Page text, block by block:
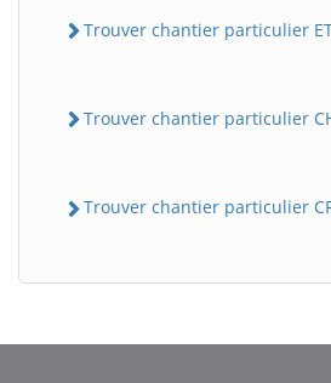
Trouver chantier particulier
Trouver chantier particulier
Trouver chantier particulier
BatiWebPro